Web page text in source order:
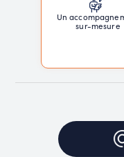
Un
sur-mesure